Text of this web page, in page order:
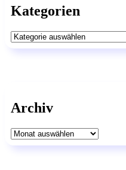
Kategorien
Kategorien
Archiv
Archiv